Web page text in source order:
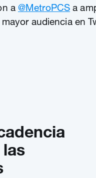
a @MetroPCS a
audiencia en